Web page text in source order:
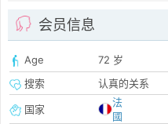
会员信息
Age
72 岁
搜索
认真的关系
国家
法
國